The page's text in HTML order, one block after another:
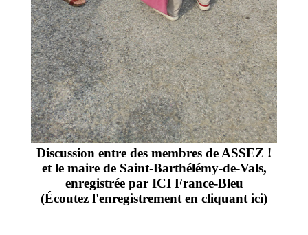
Discussion entre des membres de ASSEZ !
et le maire de Saint-Barthélémy-de-Vals,
enregistrée par ICI France-Bleu
(Écoutez l'enregistrement en cliquant ici)